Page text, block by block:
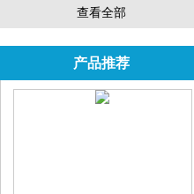
查看全部
产品推荐